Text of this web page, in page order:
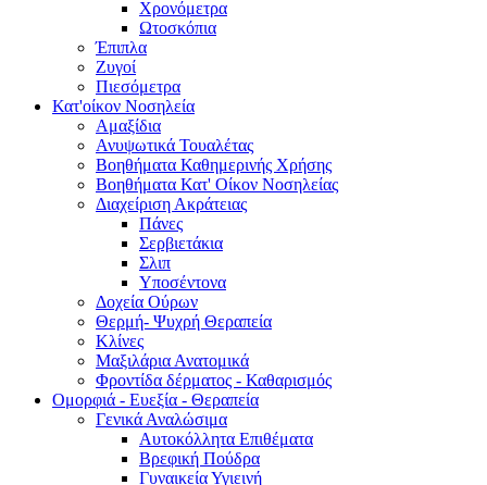
Χρονόμετρα
Ωτοσκόπια
Έπιπλα
Ζυγοί
Πιεσόμετρα
Κατ'οίκον Νοσηλεία
Αμαξίδια
Ανυψωτικά Τουαλέτας
Βοηθήματα Καθημερινής Χρήσης
Βοηθήματα Κατ' Οίκον Νοσηλείας
Διαχείριση Ακράτειας
Πάνες
Σερβιετάκια
Σλιπ
Υποσέντονα
Δοχεία Ούρων
Θερμή- Ψυχρή Θεραπεία
Κλίνες
Μαξιλάρια Ανατομικά
Φροντίδα δέρματος - Καθαρισμός
Ομορφιά - Ευεξία - Θεραπεία
Γενικά Αναλώσιμα
Αυτοκόλλητα Επιθέματα
Βρεφική Πούδρα
Γυναικεία Υγιεινή